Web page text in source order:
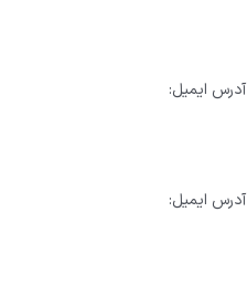
آدرس ایمیل:
آدرس ایمیل: